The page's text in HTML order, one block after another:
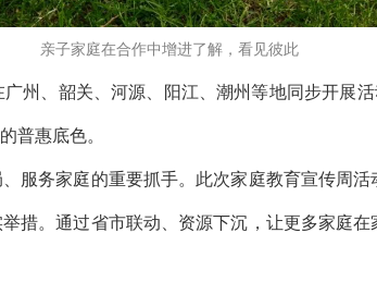
亲子家庭在合作中增进了解，看见彼此
州、韶关、河源、阳江、潮州等地同步开展
普惠底色。
服务家庭的重要抓手。此次家庭教育宣传周
措。通过省市联动、资源下沉，让更多家庭